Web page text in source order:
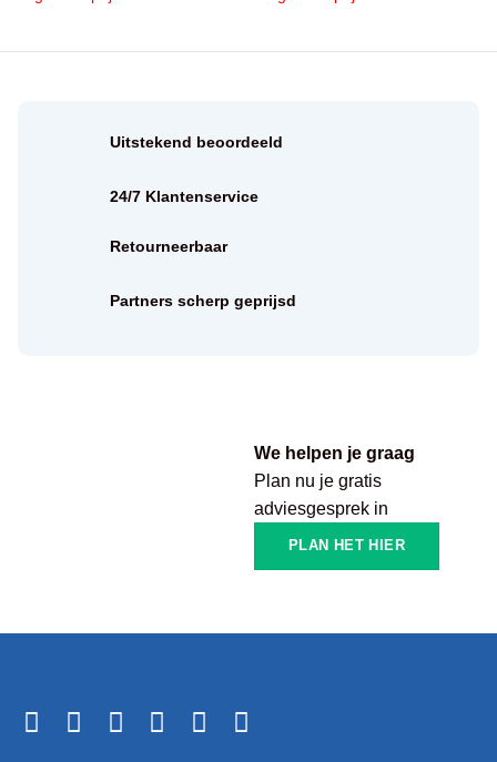
We helpen je graag
Plan nu je gratis
adviesgesprek in
PLAN HET HIER
Uitstekend beoordeeld
24/7 Klantenservice
Retourneerbaar
Partners scherp geprijsd